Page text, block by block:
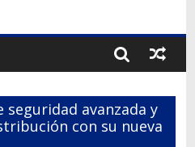
seguridad avanzada y
con su nueva